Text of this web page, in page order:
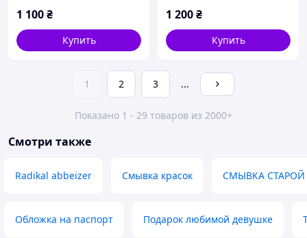
1 100₴
Купить
1 200₴
Купить
1 2 3 ...
Показано 1 - 29 товаров из 2000+
Смотри также
Radikal abbeizer Смывка красок СМЫВКА СТАРОЙ
Обложка на паспорт Подарок любимой девушке